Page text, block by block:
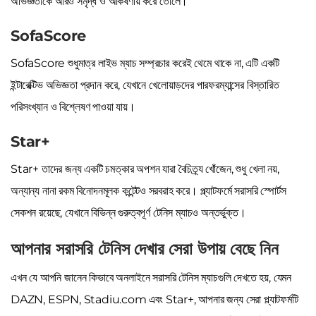
SofaScore
SofaScore শুধুমাত্র লাইভ ম্যাচ সম্প্রচার করেই থেমে থাকে না, এটি একটি
ইন্টারেক্টিভ অভিজ্ঞতা প্রদান করে, যেখানে খেলোয়াড়দের পারফরম্যান্সের বিস্তারিত
পরিসংখ্যান ও বিশ্লেষণ পাওয়া যায়।
Star+
Star+ তাদের জন্য একটি চমত্কার অপশন যারা বৈচিত্র্য খোঁজেন, শুধু খেলা নয়,
অন্যান্য নানা রকম বিনোদনমূলক কন্টেন্টও সরবরাহ করে। প্ল্যাটফর্মে সরাসরি স্পোর্টস
সেকশন রয়েছে, যেখানে বিভিন্ন গুরুত্বপূর্ণ টেনিস ম্যাচও অন্তর্ভুক্ত।
আপনার সরাসরি টেনিস দেখার সেরা উপায় বেছে নিন
এখন যে আপনি জানেন কিভাবে অনলাইনে সরাসরি টেনিস ম্যাচগুলি দেখতে হয়, যেমন
DAZN, ESPN, Stadiu.com এবং Star+, আপনার জন্য সেরা প্ল্যাটফর্মটি